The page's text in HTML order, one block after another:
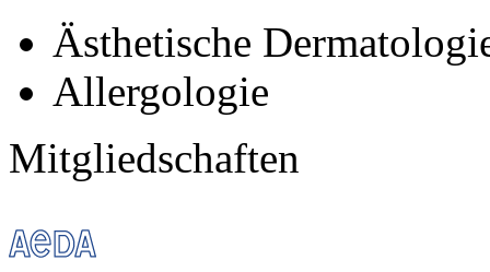
Ästhetische
Allergologie
Mitgliedschaften